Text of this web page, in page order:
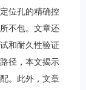
位孔的精确控
不包。文章还
和耐久性验证
径，本文揭示
。此外，文章